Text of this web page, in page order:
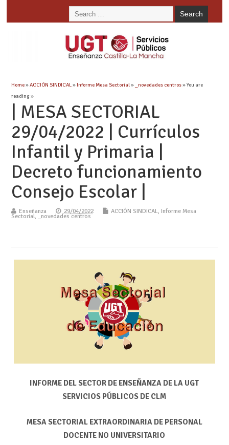
Home»ACCIÓN SINDICAL»Informe Mesa Sectorial» _novedades centros» You are
reading »
| MESA SECTORIAL
29/04/2022 | Currículos
Infantil y Primaria |
Decreto funcionamiento
Consejo Escolar |
Enseñanza 29/04/2022 ACCIÓN SINDICAL, Informe Mesa
Sectorial, _novedades centros
INFORME DEL SECTOR DE ENSEÑANZA DE LA UGT
SERVICIOS PÚBLICOS DE CLM
MESA SECTORIAL EXTRAORDINARIA DE PERSONAL
DOCENTE NO UNIVERSITARIO